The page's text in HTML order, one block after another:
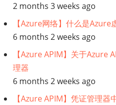
2 months 3 weeks ago
【Azure网络】什么是Azure
6 months 2 weeks ago
【Azure APIM】关于Azure
理器
6 months 2 weeks ago
【Azure APIM】凭证管理